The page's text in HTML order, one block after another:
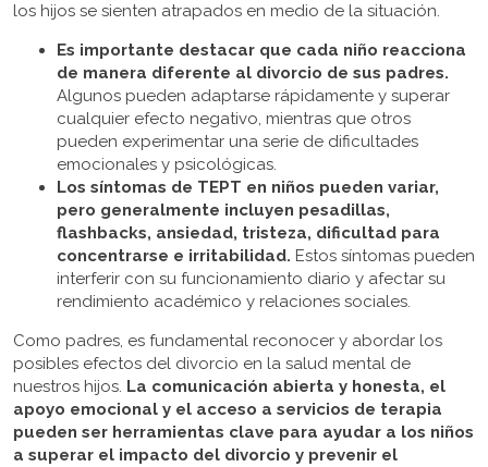
los hijos se sienten atrapados en medio de la situación.
Es importante destacar que cada niño reacciona
de manera diferente al divorcio de sus padres.
Algunos pueden adaptarse rápidamente y superar
cualquier efecto negativo, mientras que otros
pueden experimentar una serie de dificultades
emocionales y psicológicas.
Los síntomas de TEPT en niños pueden variar,
pero generalmente incluyen pesadillas,
flashbacks, ansiedad, tristeza, dificultad para
concentrarse e irritabilidad. Estos síntomas pueden
interferir con su funcionamiento diario y afectar su
rendimiento académico y relaciones sociales.
Como padres, es fundamental reconocer y abordar los
posibles efectos del divorcio en la salud mental de
nuestros hijos. La comunicación abierta y honesta, el
apoyo emocional y el acceso a servicios de terapia
pueden ser herramientas clave para ayudar a los niños
a superar el impacto del divorcio y prevenir el